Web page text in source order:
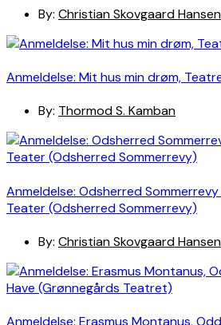
By: Christian Skovgaard Hansen
Anmeldelse: Mit hus min drøm,
By: Thormod S. Kamban
Anmeldelse: Odsherred
Teater (Odsherred Sommerrevy)
By: Christian Skovgaard Hansen
Anmeldelse: Erasmus Montanus,